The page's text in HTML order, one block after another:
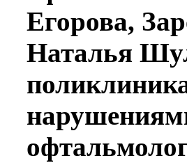
Егорова,
Наталья